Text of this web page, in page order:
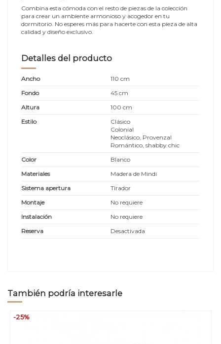
Combina esta cómoda con el resto de piezas de la colección
para crear un ambiente armonioso y acogedor en tu
dormitorio. No esperes más para hacerte con esta pieza de alta
calidad y diseño exclusivo.
Detalles del producto
Ancho
110 cm
Fondo
45 cm
Altura
100 cm
Estilo
Clásico
Colonial
Neoclásico, Provenzal
Romántico, shabby chic
Color
Blanco
Materiales
Madera de Mindi
Sistema apertura
Tirador
Montaje
No requiere
Instalación
No requiere
Reserva
Desactivada
También podría interesarle
-25%